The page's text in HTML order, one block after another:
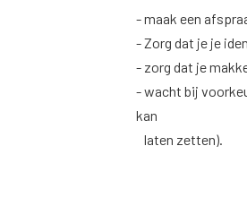
- maak een
- Zorg dat je je
- zorg dat je
- wacht bij
kan
laten zetten).